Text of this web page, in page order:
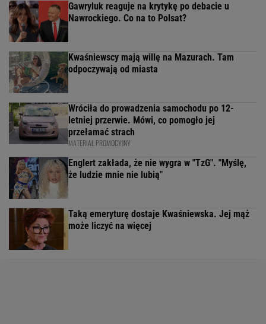
Gawryluk reaguje na krytykę po debacie u
Nawrockiego. Co na to Polsat?
Kwaśniewscy mają willę na Mazurach. Tam
odpoczywają od miasta
Wróciła do prowadzenia samochodu po 12-
letniej przerwie. Mówi, co pomogło jej
przełamać strach
MATERIAŁ PROMOCYJNY
Englert zakłada, że nie wygra w "TzG". "Myślę,
że ludzie mnie nie lubią"
Taką emeryturę dostaje Kwaśniewska. Jej mąż
może liczyć na więcej